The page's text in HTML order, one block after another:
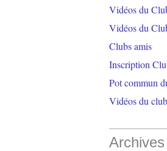
Vidéos du
Vidéos du
Clubs amis
Inscription
Pot commun
Vidéos du
Archives